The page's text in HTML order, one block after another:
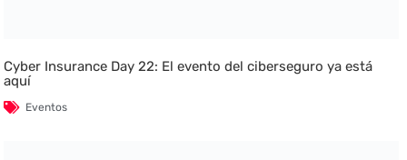
Cyber Insurance Day 22: El evento del ciberseguro ya está
aquí
Eventos